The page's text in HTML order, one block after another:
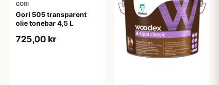
GORI
Gori 505 transparent
olie tonebar 4,5 L
725,00 kr